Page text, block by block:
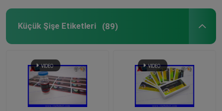
Küçük Şişe Etiketleri (89)